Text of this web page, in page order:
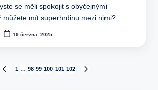
se měli spokojit s obyčejnými
můžete mít superhrdinu mezi nimi?
19 června, 2025
PREVIOUS
1 … 98 99 100 101 102